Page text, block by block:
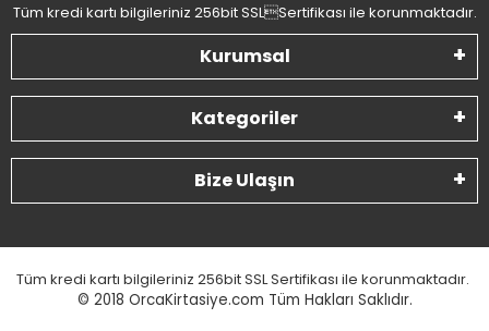
Tüm kredi kartı bilgileriniz 256bit SSLSertifikası ile korunmaktadır.
Kurumsal
Kategoriler
Bize Ulaşın
Tüm kredi kartı bilgileriniz 256bit SSL Sertifikası ile korunmaktadır.
© 2018 OrcaKirtasiye.com Tüm Hakları Saklıdır.